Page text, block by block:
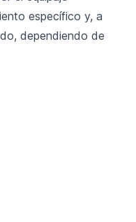
específico y, a
dependiendo de